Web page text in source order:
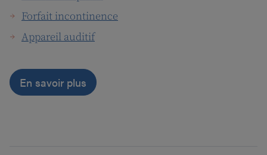
Forfait incontinence
Appareil auditif
En savoir plus